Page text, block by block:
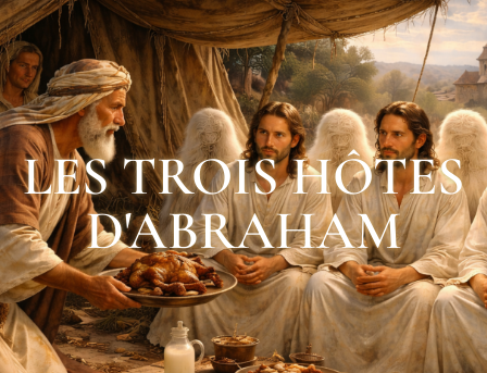
LES TROIS HÔTES
D'ABRAHAM